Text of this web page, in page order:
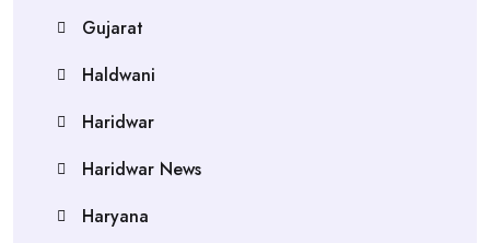
Gujarat
Haldwani
Haridwar
Haridwar News
Haryana